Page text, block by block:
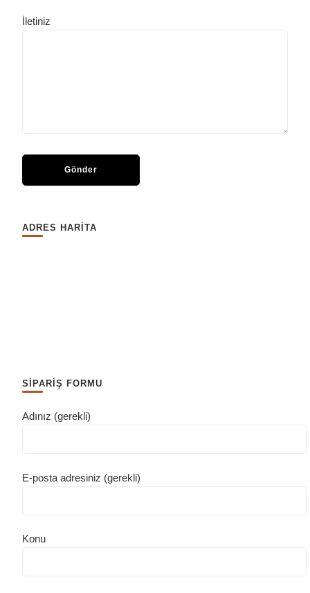
İletiniz
ADRES HARİTA
SİPARİŞ FORMU
Adınız (gerekli)
E-posta adresiniz (gerekli)
Konu